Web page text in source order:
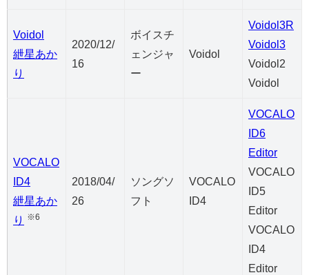
Voidol
紲星あか
り
2020/12/
16
ボイスチ
ェンジャ
ー
Voidol
Voidol3R
Voidol3
Voidol2
Voidol
VOCALO
ID4
紲星あか
り
※6
2018/04/
26
ソングソ
フト
VOCALO
ID4
VOCALO
ID6
Editor
VOCALO
ID5
Editor
VOCALO
ID4
Editor